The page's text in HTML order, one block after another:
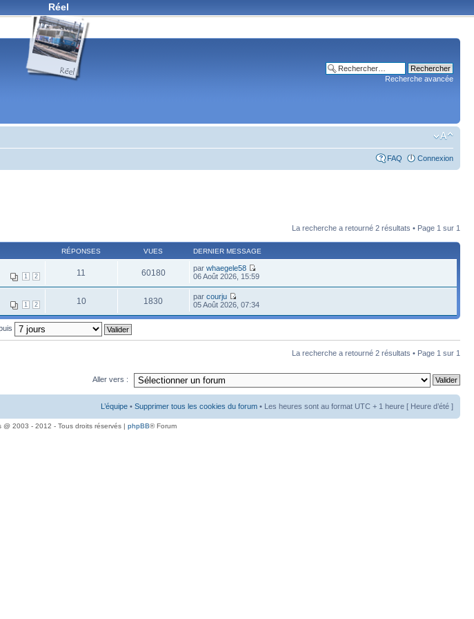
Réel
Recherche avancée
FAQ Connexion
La recherche a retourné 2 résultats • Page 1 sur 1
RÉPONSES VUES DERNIER MESSAGE
1 2 11 60180 parwhaegele58
06 Août 2026, 15:59
1 2 10 1830 parcourju
05 Août 2026, 07:34
La recherche a retourné 2 résultats • Page 1 sur 1
Aller vers :
L’équipe • Supprimer tous les cookies du forum • Les heures sont au format UTC + 1 heure [ Heure d’été ]
2003 - 2012 - Tous droits réservés | phpBB® Forum